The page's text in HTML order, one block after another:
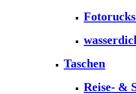
Taschen
Reise- &